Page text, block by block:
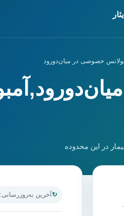
خصوصی در میان‌دورود
در این محدوده
آخرین به‌روزرسانی: ۳۰ تیر ۱۴۰۵